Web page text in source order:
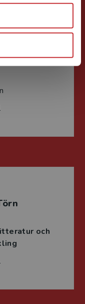
och